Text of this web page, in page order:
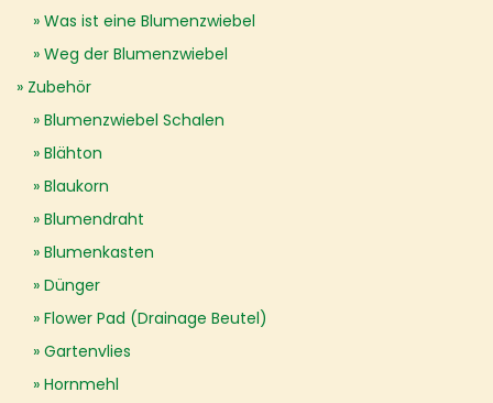
Was ist eine Blumenzwiebel
Weg der Blumenzwiebel
Zubehör
Blumenzwiebel Schalen
Blähton
Blaukorn
Blumendraht
Blumenkasten
Dünger
Flower Pad (Drainage Beutel)
Gartenvlies
Hornmehl